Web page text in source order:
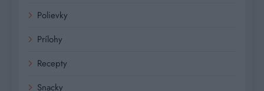
Polievky
Prílohy
Recepty
Snacky